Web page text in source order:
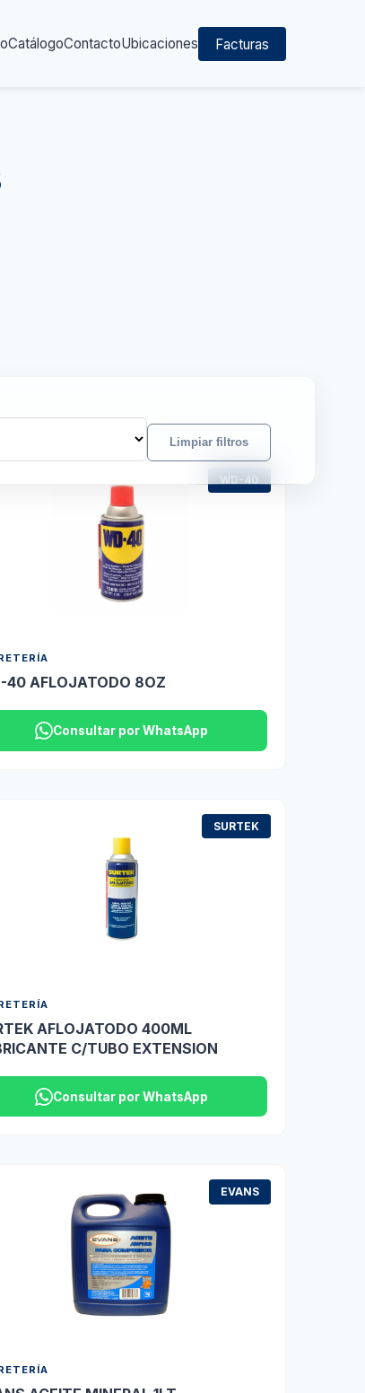
CatálogoContactoUbicaciones Facturas
Limpiar filtros
WD-40
40 AFLOJATODO 8OZ
Consultar por WhatsApp
SURTEK
AFLOJATODO 400ML
C/TUBO EXTENSION
Consultar por WhatsApp
EVANS